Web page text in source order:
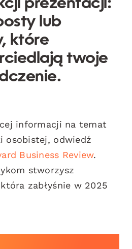
prezentacji:
lub
które
twoje
informacji na temat
osobistej, odwiedź
Business Review.
stworzysz
zabłyśnie w 2025